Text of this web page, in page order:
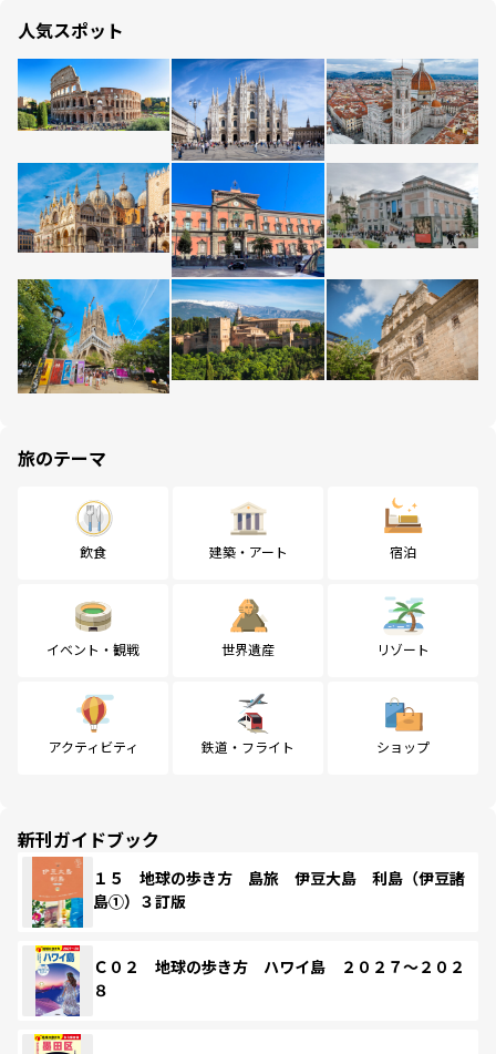
人気スポット
旅のテーマ
飲食 建築・アート 宿泊
イベント・観戦 世界遺産 リゾート
アクティビティ 鉄道・フライト ショップ
新刊ガイドブック
１５ 地球の歩き方 島旅 伊豆大島 利島（伊豆諸
島①）３訂版
Ｃ０２ 地球の歩き方 ハワイ島 ２０２７～２０２
８